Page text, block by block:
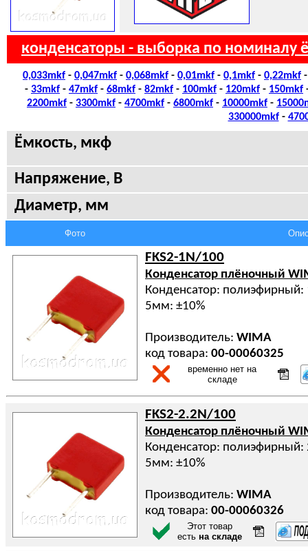
конденсаторы - выборка по номиналу
0,033mkf - 0,047mkf - 0,068mkf - 0,01mkf - 0,1mkf - 0,22mkf
- 33mkf - 47mkf - 68mkf - 82mkf - 100mkf - 120mkf - 150mkf
2200mkf - 3300mkf - 4700mkf - 6800mkf - 10000mkf -
330000mkf-
Ёмкость, мкф
Напряжение, В
Диаметр, мм
Фото
FKS2-1N/100
Конденсатор плёночный
Конденсатор:
5мм: ±10%
Производитель: WIMA
код товара: 00-00060325
временно нет на
складе
FKS2-2.2N/100
Конденсатор плёночный
Конденсатор:
5мм: ±10%
Производитель: WIMA
код товара: 00-00060326
Этот товар
есть на складе